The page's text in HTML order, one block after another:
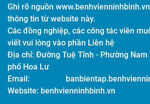
Ghi rõ nguồn
thông tin từ website này.
Các đồng nghiệp, các công tác viên
viết vui lòng vào phần Liên hệ
Địa chỉ: Đường Tuệ Tĩnh - Phường Nam
phố Hoa Lư
Email:
Website: benhvienninhbinh.vn